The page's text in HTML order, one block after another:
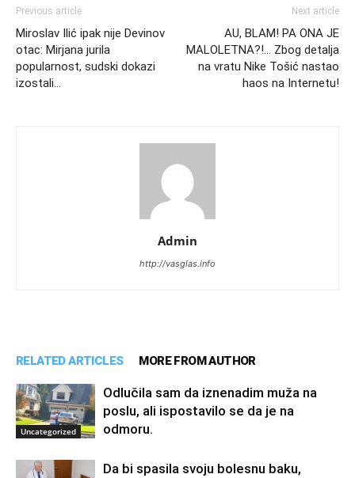
Previous article
Miroslav Ilić ipak nije Devinov
otac: Mirjana jurila
popularnost, sudski dokazi
izostali…
Next article
AU, BLAM! PA ONA JE
MALOLETNA?!… Zbog detalja
na vratu Nike Tošić nastao
haos na Internetu!
Admin
http://vasglas.info
RELATED ARTICLES MORE FROM AUTHOR
Uncategorized
Odlučila sam da iznenadim muža na
poslu, ali ispostavilo se da je na
odmoru.
Da bi spasila svoju bolesnu baku,